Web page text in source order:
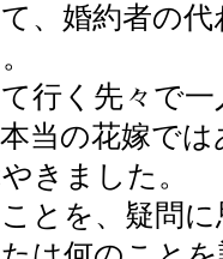
、婚約者の代
行く先々で一
本当の花嫁で
きました。
とを、疑問に